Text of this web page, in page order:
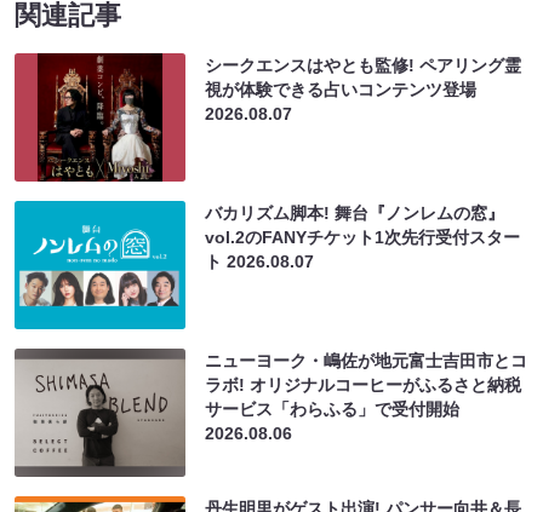
関連記事
シークエンスはやとも監修! ペアリング霊
視が体験できる占いコンテンツ登場
2026.08.07
バカリズム脚本! 舞台『ノンレムの窓』
vol.2のFANYチケット1次先行受付スター
ト2026.08.07
ニューヨーク・嶋佐が地元富士吉田市とコ
ラボ! オリジナルコーヒーがふるさと納税
サービス「わらふる」で受付開始
2026.08.06